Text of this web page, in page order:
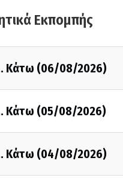
Εκπομπής
Κάτω (06/08/2026)
Κάτω (05/08/2026)
Κάτω (04/08/2026)